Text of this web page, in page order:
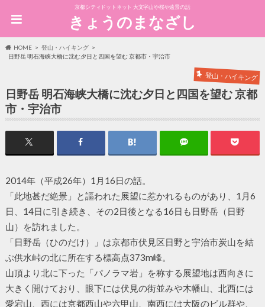
京都シティドットネット 大文字山や桜や遠景の話
きょうのまなざし
HOME
登山・ハイキング
日野岳 明石海峡大橋に沈む夕日と四国を望む 京都市・宇治市
登山・ハイキング
日野岳 明石海峡大橋に沈む夕日と四国を望む 京都
市・宇治市
2014年（平成26年）1月16日の話。
「此地甚だ絶景」と謳われた展望に惹かれるものがあり、1月6
日、14日に引き続き、その2日後となる16日も日野岳（日野
山）を訪れました。
「日野岳（ひのだけ）」は京都市伏見区日野と宇治市炭山を結
ぶ供水峠の北に所在する標高点373m峰。
山頂より北に下った「パノラマ岩」を称する展望地は西向きに
大きく開けており、眼下には伏見の街並みや木幡山、北西には
愛宕山、西には京都西山や六甲山、南西には大阪のビル群や、